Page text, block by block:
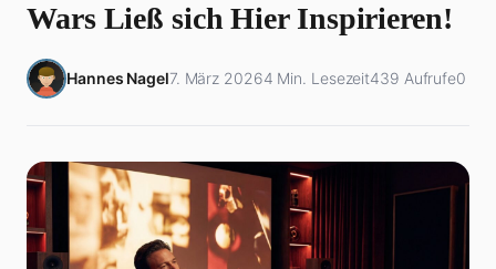
Wars Ließ sich Hier Inspirieren!
Hannes Nagel7. März 20264 Min. Lesezeit439 Aufrufe0